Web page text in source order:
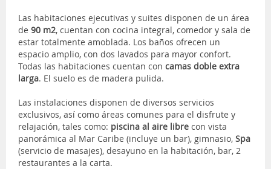
Las habitaciones ejecutivas y suites disponen de un área
de 90 m2, cuentan con cocina integral, comedor y sala de
estar totalmente amoblada. Los baños ofrecen un
espacio amplio, con dos lavados para mayor confort.
Todas las habitaciones cuentan con camas doble extra
larga. El suelo es de madera pulida.
Las instalaciones disponen de diversos servicios
exclusivos, así como áreas comunes para el disfrute y
relajación, tales como: piscina al aire libre con vista
panorámica al Mar Caribe (incluye un bar), gimnasio, Spa
(servicio de masajes), desayuno en la habitación, bar, 2
restaurantes a la carta.